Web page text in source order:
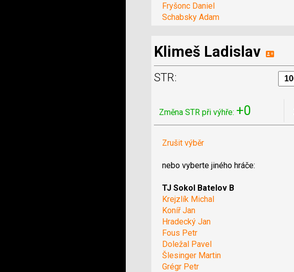
Fryšonc Daniel
Schabsky Adam
Klimeš Ladislav
STR:
Změna STR při výhře: +0
Zrušit výběr
nebo vyberte jiného hráče:
TJ Sokol Batelov B
Krejzlík Michal
Koníř Jan
Hradecký Jan
Fous Petr
Doležal Pavel
Šlesinger Martin
Grégr Petr